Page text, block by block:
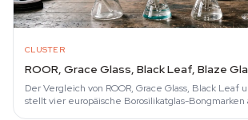
CLUSTER
ROOR, Grace Glass, Black Leaf, Blaze
Der Vergleich von ROOR, Grace Glass, Black Leaf
stellt vier europäische Borosilikatglas-Bongmarken